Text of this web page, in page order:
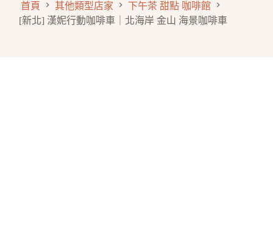
首頁 其他類型店家
下午茶 甜點 咖啡館
[新北] 漢妮行動咖啡車｜北海岸 金山 海景咖啡車